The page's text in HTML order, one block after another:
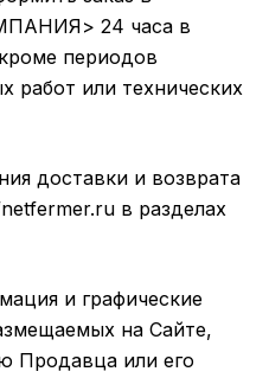
24 часа в
периодов
работ или технических
доставки и возврата
netfermer.ru в разделах
и графические
на Сайте,
Продавца или его